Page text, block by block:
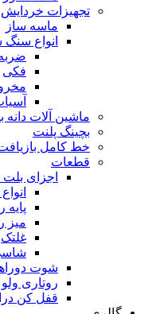
تجهیزات خردایش
ماسه ساز
انواع
فکی
ماشین آلات دانه
بچینگ پلنت
خط کامل
قطعات
اجزای بلت
پایه
میز
غلتک
شوت
روتاری ولو
قفل کن